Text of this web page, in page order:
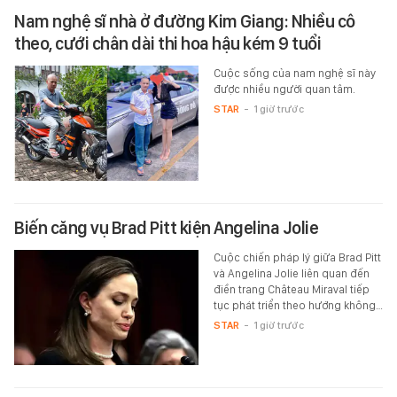
Nam nghệ sĩ nhà ở đường Kim Giang: Nhiều cô
theo, cưới chân dài thi hoa hậu kém 9 tuổi
Cuộc sống của nam nghệ sĩ này
được nhiều người quan tâm.
STAR - 1 giờ trước
Biến căng vụ Brad Pitt kiện Angelina Jolie
Cuộc chiến pháp lý giữa Brad Pitt
và Angelina Jolie liên quan đến
điền trang Château Miraval tiếp
tục phát triển theo hướng không…
STAR - 1 giờ trước